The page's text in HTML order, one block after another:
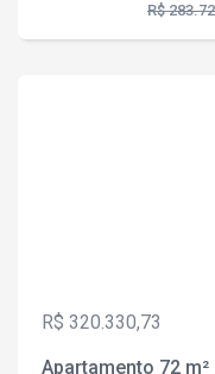
R$
R$ 320.330,73
Apartamento 72